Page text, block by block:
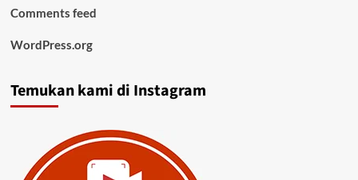
Comments feed
WordPress.org
Temukan kami di Instagram